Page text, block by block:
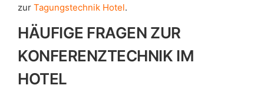
zur Tagungstechnik Hotel.
HÄUFIGE FRAGEN ZUR
KONFERENZTECHNIK IM
HOTEL